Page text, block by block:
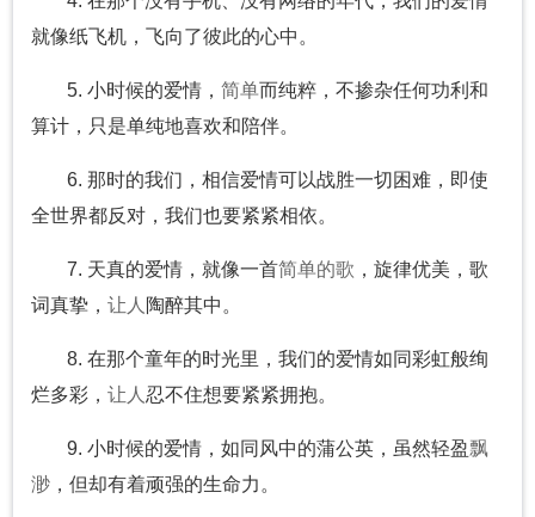
就像纸飞机，飞向了彼此的心中。
5. 小时候的爱情， 简单而纯粹，不掺杂任何功利和
算计，只是单纯地喜欢和陪伴。
6. 那时的我们，相信爱情可以战胜一切困难，即使
全世界都反对，我们也要紧紧相依。
7. 天真的爱情，就像一首简单的歌 ，旋律优美，歌
词真挚， 让人 陶醉其中。
8. 在那个童年的时光里，我们的爱情如同彩虹般绚
烂多彩， 让人 忍不住想要紧紧拥抱。
9. 小时候的爱情，如同风中的蒲公英，虽然轻盈飘
渺 ，但却有着顽强的生命力。